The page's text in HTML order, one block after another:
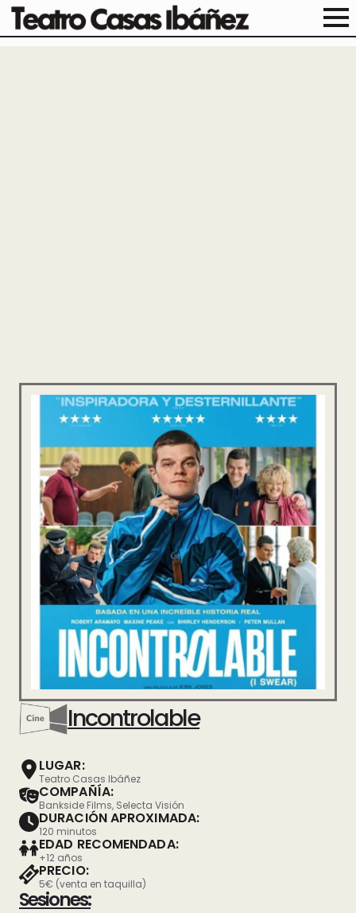
Incontrolable
LUGAR:
Teatro Casas Ibáñez
COMPAÑÍA:
Bankside Films, Selecta Visión
DURACIÓN APROXIMADA:
120 minutos
EDAD RECOMENDADA:
+12 años
PRECIO:
5€ (venta en taquilla)
Sesiones: